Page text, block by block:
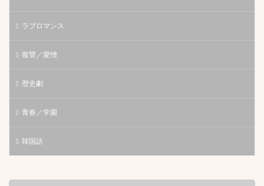
ラブロマンス
復讐／愛憎
歴史劇
青春／学園
韓国語